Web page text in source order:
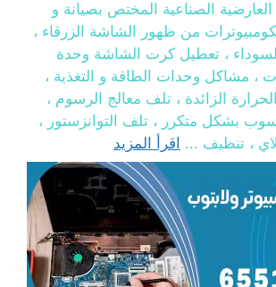
الصناعية المختص بصيانة و
من ظهور الشاشة الزرقاء ،
، تعطيل كرت الشاشة وحدة
، مشاكل وحدات الطاقة و التغذية ،
الزائدة ، تلف معالج الرسوم ،
بشكل متكرر ، تلف التوانزستور ،
، تنظيف ... اقرأ المزيد